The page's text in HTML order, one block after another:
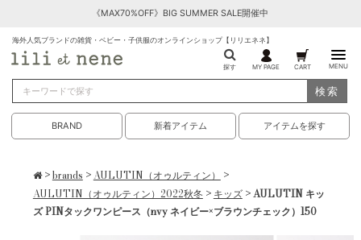
《MAX70%OFF》BIG SUMMER SALE開催中
海外人気ブランドの雑貨・ベビー・子供服のオンラインショップ【リリエネネ】
探す MY PAGE CART MENU
検索
BRAND 新着アイテム アイテムを探す
>brands >AULUTIN（オゥルティン） >
AULUTIN（オゥルティン）2022秋冬 > キッズ> AULUTIN キッ
ズ PINタックワンピース（nvy ネイビー×ブラウンチェック）150